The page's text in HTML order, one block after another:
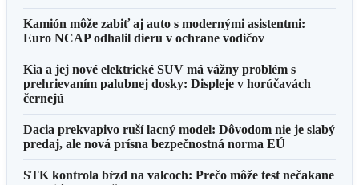
Kamión môže zabiť aj auto s modernými asistentmi:
Euro NCAP odhalil dieru v ochrane vodičov
Kia a jej nové elektrické SUV má vážny problém s
prehrievaním palubnej dosky: Displeje v horúčavách
černejú
Dacia prekvapivo ruší lacný model: Dôvodom nie je slabý
predaj, ale nová prísna bezpečnostná norma EÚ
STK kontrola bŕzd na valcoch: Prečo môže test nečakane